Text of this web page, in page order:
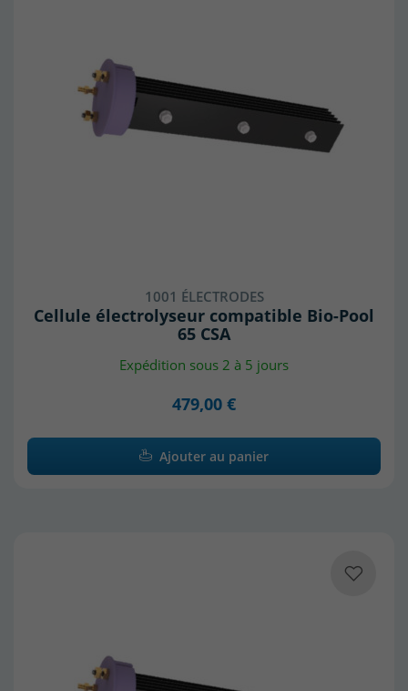
1001 ÉLECTRODES
Cellule électrolyseur compatible Bio-Pool
65 CSA
Expédition sous 2 à 5 jours
479,00 €
Ajouter au panier